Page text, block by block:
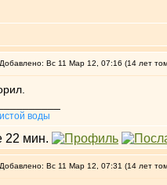
Добавлено: Вс 11 Мар 12, 07:16 (14 лет
воды
Добавлено: Вс 11 Мар 12, 07:31 (14 лет